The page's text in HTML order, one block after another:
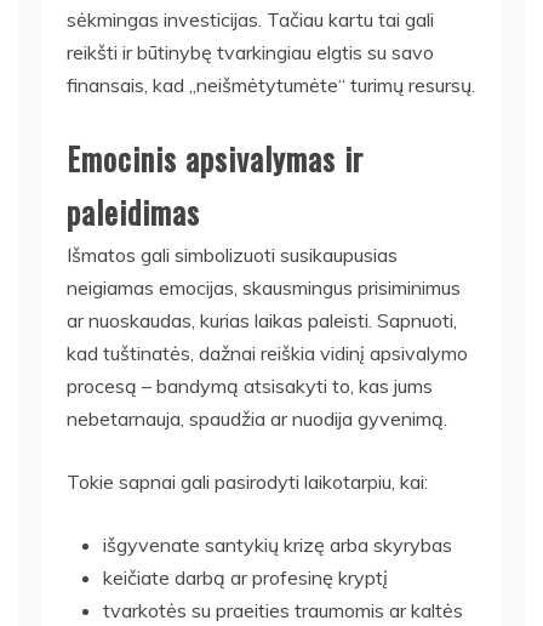
sėkmingas investicijas. Tačiau kartu tai gali
reikšti ir būtinybę tvarkingiau elgtis su savo
finansais, kad „neišmėtytumėte“ turimų resursų.
Emocinis apsivalymas ir
paleidimas
Išmatos gali simbolizuoti susikaupusias
neigiamas emocijas, skausmingus prisiminimus
ar nuoskaudas, kurias laikas paleisti. Sapnuoti,
kad tuštinatės, dažnai reiškia vidinį apsivalymo
procesą – bandymą atsisakyti to, kas jums
nebetarnauja, spaudžia ar nuodija gyvenimą.
Tokie sapnai gali pasirodyti laikotarpiu, kai:
išgyvenate santykių krizę arba skyrybas
keičiate darbą ar profesinę kryptį
tvarkotės su praeities traumomis ar kaltės